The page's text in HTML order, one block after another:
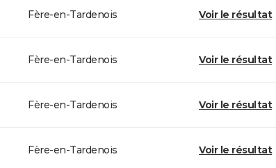
Fère-en-Tardenois Voir le résultat
Fère-en-Tardenois Voir le résultat
Fère-en-Tardenois Voir le résultat
Fère-en-Tardenois Voir le résultat